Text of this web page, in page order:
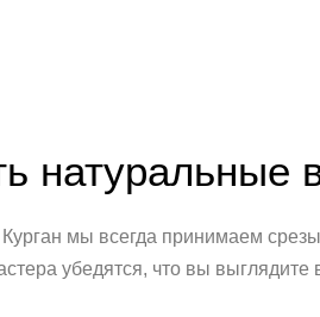
натуральные
мы всегда принимаем
убедятся, что вы